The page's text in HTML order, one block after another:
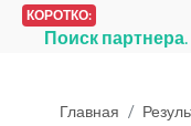
КОРОТКО:
. Поднимите
Главная